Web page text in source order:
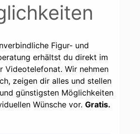
Figur- und
erhältst du direkt im
Videotelefonat. Wir nehmen
zeigen dir alles und stellen
günstigsten Möglichkeiten
Wünsche vor.Gratis.